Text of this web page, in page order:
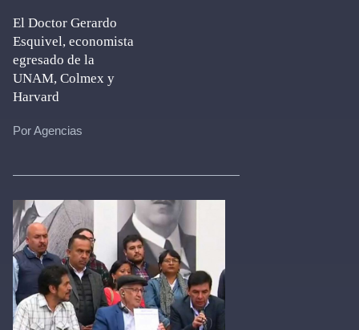
El Doctor Gerardo
Esquivel, economista
egresado de la
UNAM, Colmex y
Harvard
Por Agencias